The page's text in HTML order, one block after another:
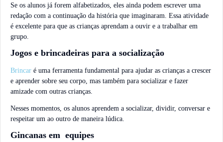
Se os alunos já forem alfabetizados, eles ainda podem escrever uma
redação com a continuação da história que imaginaram. Essa atividade
é excelente para que as crianças aprendam a ouvir e a trabalhar em
grupo.
Jogos e brincadeiras para a socialização
Brincar é uma ferramenta fundamental para ajudar as crianças a crescer
e aprender sobre seu corpo, mas também para socializar e fazer
amizade com outras crianças.
Nesses momentos, os alunos aprendem a socializar, dividir, conversar e
respeitar um ao outro de maneira lúdica.
Gincanas em equipes